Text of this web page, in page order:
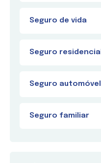
Seguro de vida
Seguro residencial
Seguro automóvel
Seguro familiar